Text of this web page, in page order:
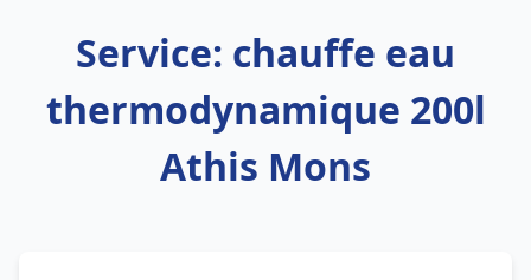
Service: chauffe eau
thermodynamique 200l
Athis Mons